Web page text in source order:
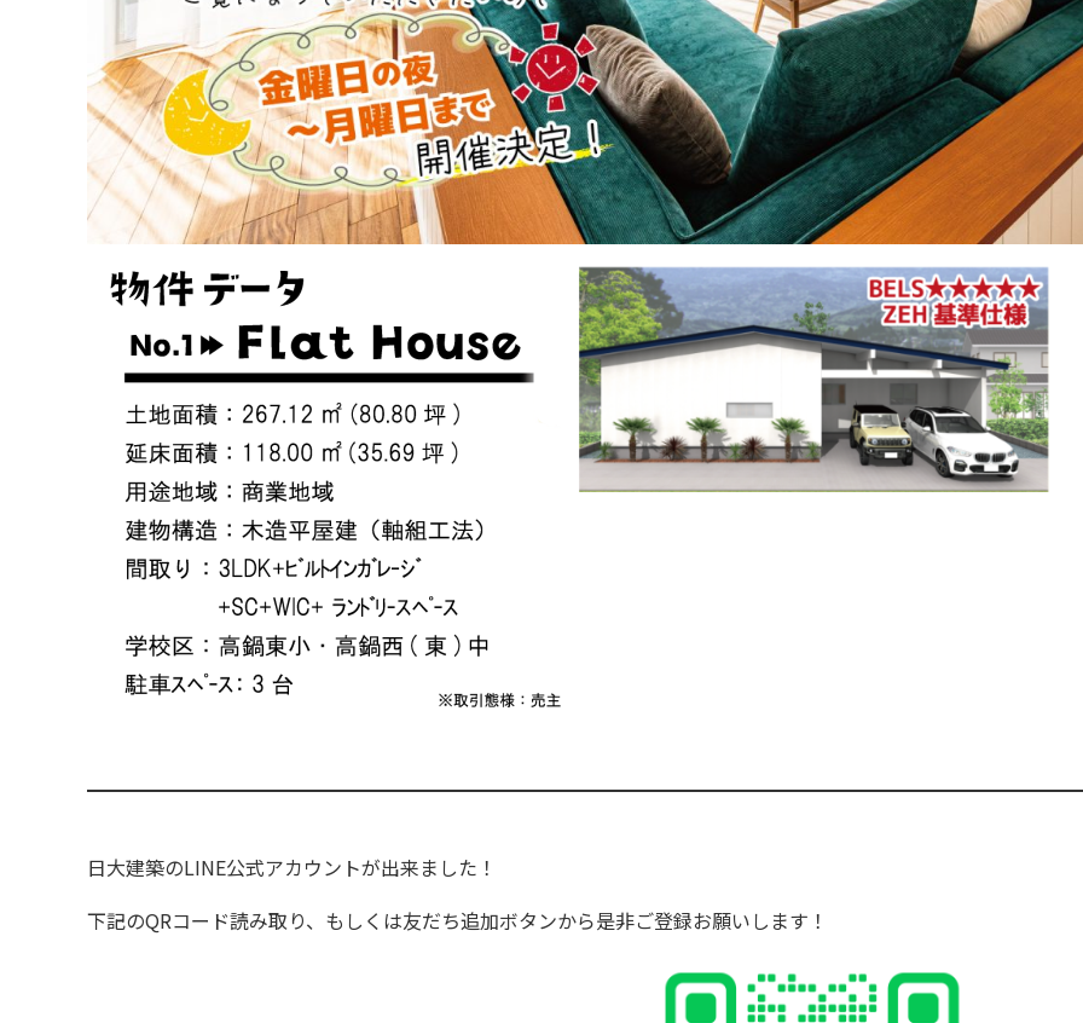
日大建築のLINE公式アカウントが出来ました！
下記のQRコード読み取り、もしくは友だち追加ボタンから是非ご登録お願いします！